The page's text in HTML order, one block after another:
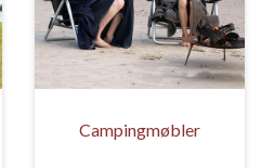
Campingmøbler